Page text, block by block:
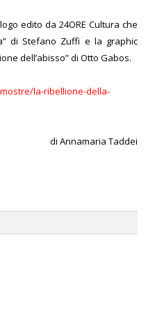
edito da 24ORE Cultura che
di Stefano Zuffi e la graphic
dell’abisso” di Otto Gabos.
la-ribellione-della-
di Annamaria Taddei